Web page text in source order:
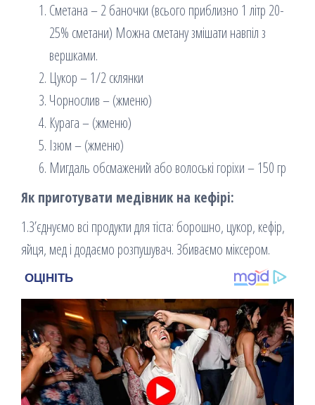
Сметана – 2 баночки (всього приблизно 1 літр 20-
25% сметани) Можна сметану змішати навпіл з
вершками.
Цукор – 1/2 склянки
Чорнослив – (жменю)
Курага – (жменю)
Ізюм – (жменю)
Мигдаль обсмажений або волоські горіхи – 150 гр
Як приготувати медівник на кефірі:
1.З’єднуємо всі продукти для тіста: борошно, цукор, кефір,
яйця, мед і додаємо розпушувач. Збиваємо міксером.